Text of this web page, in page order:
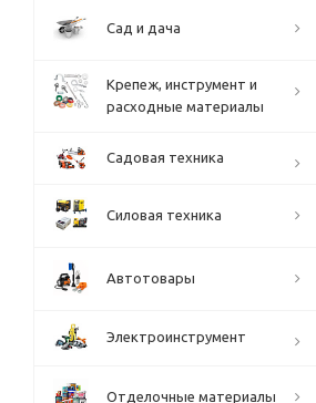
Сад и дача
Крепеж, инструмент и
расходные материалы
Садовая техника
Силовая техника
Автотовары
Электроинструмент
Отделочные материалы